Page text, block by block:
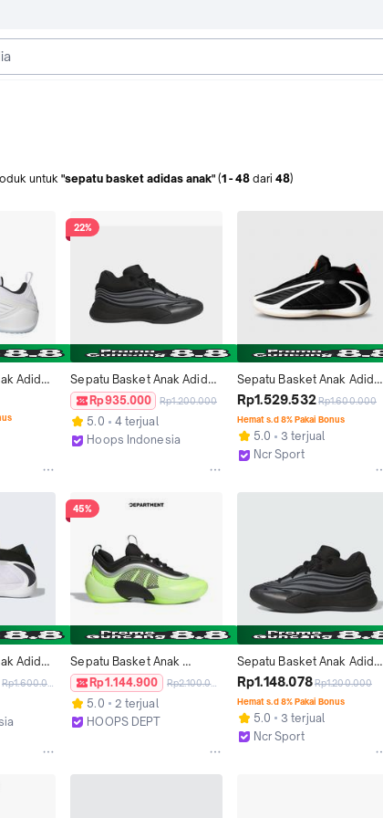
untuk "sepatu basket adidas anak" (1 -48 dari 48)
Adidas
22%
Sepatu Basket Anak Adidas
Dame 10 Black JP8638
Rp935.000 Rp1.200.000
5.0
4 terjual
Hoops Indonesia
Sepatu Basket Anak Adidas
AE 2 Anthony Edwards 2
Junior Core Black Original
Jr9377 sepatu  basket  anak
laki2  6–12 bedazzled
basketball  shoes
Rp1.529.532Rp1.600.000
Hemat s.d 8% Pakai Bonus
5.0
3 terjual
Ncr Sport
Adidas
Junior
45%
Sepatu Basket Anak
ADIDAS D.O.N. ISSUE 6 J
JQ7376 ORIGINAL
Rp1.144.900 Rp2.100.000
5.0
2 terjual
HOOPS DEPT
Sepatu Basket Anak Adidas
Dame X Kids Core Black
Rp1.148.078Rp1.200.000
Hemat s.d 8% Pakai Bonus
5.0
3 terjual
Ncr Sport